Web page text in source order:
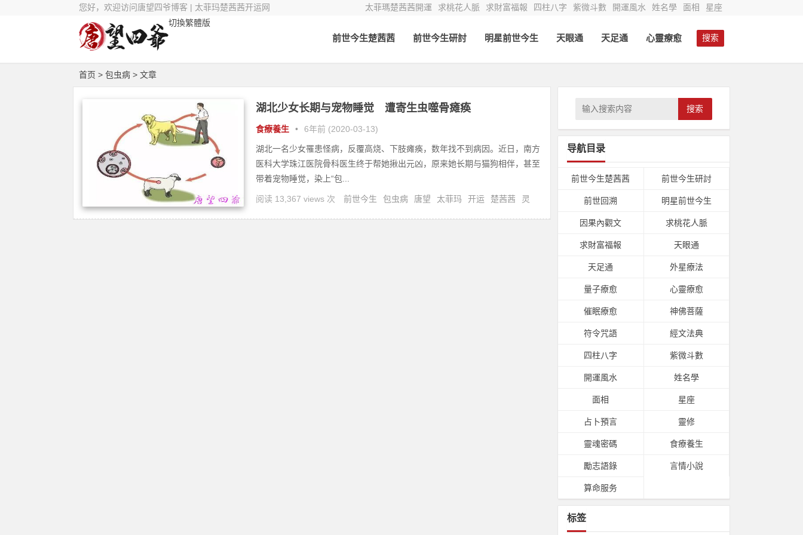
您好，欢迎访问唐望四爷博客 | 太菲玛楚茜茜开运网 太菲瑪楚茜茜開運 求桃花人脈 求財富福報 四柱八字 紫微斗數 開運風水 姓名學 面相
星座
切換繁體版
搜索
前世今生楚茜茜 前世今生研討 明星前世今生 天眼通 天足通 心靈療愈
首页 > 包虫病 > 文章
湖北少女长期与宠物睡觉 遭寄生虫噬骨瘫痪
食療養生 • 6年前 (2020-03-13)
湖北一名少女罹患怪病，反覆高烧、下肢瘫痪，数年找不到病因。近日，南方
医科大学珠江医院骨科医生终于帮她揪出元凶，原来她长期与猫狗相伴，甚至
带着宠物睡觉，染上“包...
阅读 13,367 views 次 前世今生 包虫病 唐望 太菲玛 开运 楚茜茜
灵
搜索
导航目录
前世今生楚茜茜 前世今生研討
前世回溯 明星前世今生
因果內觀文 求桃花人脈
求財富福報 天眼通
天足通 外星療法
量子療愈 心靈療愈
催眠療愈 神佛菩薩
符令咒語 經文法典
四柱八字 紫微斗數
開運風水 姓名學
面相 星座
占卜預言 靈修
靈魂密碼 食療養生
勵志語錄 言情小說
算命服务
标签